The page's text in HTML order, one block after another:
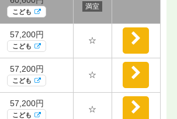
こども
満室
57,200円
こども
☆
57,200円
こども
☆
57,200円
こども
☆